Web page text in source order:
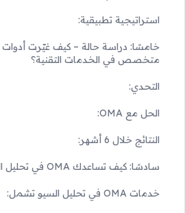
استراتيجية تطبيقية:
خامسًا: دراسة حالة – كيف غيّرت
متخصص في الخدمات التقنية؟
التحدي:
الحل مع OMA:
النتائج خلال 6 أشهر:
سادسًا: كيف تساعدك OMA في تحليل السيو باحترافية؟
خدمات OMA في تحليل السيو تشمل: